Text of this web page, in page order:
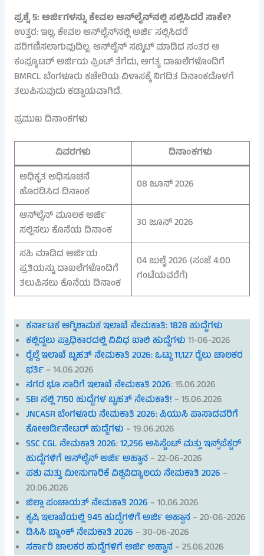
ಪ್ರಶ್ನೆ 5: ಅರ್ಜಿಗಳನ್ನು ಕೇವಲ ಆನ್‌ಲೈನ್‌ನಲ್ಲಿ ಸಲ್ಲಿಸಿದರೆ ಸಾಕೇ?
ಉತ್ತರ: ಇಲ್ಲ, ಕೇವಲ ಆನ್‌ಲೈನ್‌ನಲ್ಲಿ ಅರ್ಜಿ ಸಲ್ಲಿಸಿದರೆ
ಪರಿಗಣಿಸಲಾಗುವುದಿಲ್ಲ. ಆನ್‌ಲೈನ್ ಸಬ್ಮಿಟ್ ಮಾಡಿದ ನಂತರ ಆ
ಕಂಪ್ಯೂಟರ್ ಅರ್ಜಿಯ ಪ್ರಿಂಟ್ ತೆಗೆದು, ಅಗತ್ಯ ದಾಖಲೆಗಳೊಂದಿಗೆ
BMRCL ಬೆಂಗಳೂರು ಕಚೇರಿಯ ವಿಳಾಸಕ್ಕೆ ನಿಗದಿತ ದಿನಾಂಕದೊಳಗೆ
ತಲುಪಿಸುವುದು ಕಡ್ಡಾಯವಾಗಿದೆ.
ಪ್ರಮುಖ ದಿನಾಂಕಗಳು
ವಿವರಗಳು
ದಿನಾಂಕಗಳು
ಅಧಿಕೃತ ಅಧಿಸೂಚನೆ
ಹೊರಡಿಸಿದ ದಿನಾಂಕ
08 ಜೂನ್ 2026
ಆನ್‌ಲೈನ್ ಮೂಲಕ ಅರ್ಜಿ
ಸಲ್ಲಿಸಲು ಕೊನೆಯ ದಿನಾಂಕ
30 ಜೂನ್ 2026
ಸಹಿ ಮಾಡಿದ ಅರ್ಜಿಯ
ಪ್ರತಿಯನ್ನು ದಾಖಲೆಗಳೊಂದಿಗೆ
ತಲುಪಿಸಲು ಕೊನೆಯ ದಿನಾಂಕ
04 ಜುಲೈ 2026 (ಸಂಜೆ 4:00
ಗಂಟೆಯವರೆಗೆ)
ಕರ್ನಾಟಕ ಅಗ್ನಿಶಾಮಕ ಇಲಾಖೆ ನೇಮಕಾತಿ: 1828 ಹುದ್ದೆಗಳು
ಕಲ್ಲಿದ್ದಲು ಪ್ರಾಧಿಕಾರದಲ್ಲಿ ವಿವಿಧ ಖಾಲಿ ಹುದ್ದೆಗಳು11-06-2026
ರೈಲ್ವೆ ಇಲಾಖೆ ಬೃಹತ್ ನೇಮಕಾತಿ 2026: ಒಟ್ಟು 11,127 ರೈಲು ಚಾಲಕರ
ಭರ್ತಿ– 14.06.2026
ನಗರ ಭೂ ಸಾರಿಗೆ ಇಲಾಖೆ ನೇಮಕಾತಿ 2026: 15.06.2026
SBI ನಲ್ಲಿ 7150 ಹುದ್ದೆಗಳ ಬೃಹತ್ ನೇಮಕಾತಿ! – 15.06.2026
JNCASR ಬೆಂಗಳೂರು ನೇಮಕಾತಿ 2026: ಪಿಯುಸಿ ಪಾಸಾದವರಿಗೆ
ಕೋಆರ್ಡಿನೇಟರ್ ಹುದ್ದೆಗಳು – 19.06.2026
SSC CGL ನೇಮಕಾತಿ 2026: 12,256 ಅಸಿಸ್ಟೆಂಟ್ ಮತ್ತು ಇನ್ಸ್‌ಪೆಕ್ಟರ್
ಹುದ್ದೆಗಳಿಗೆ ಆನ್‌ಲೈನ್ ಅರ್ಜಿ ಅಹ್ವಾನ– 22-06-2026
ಪಶು ಮತ್ತು ಮೀನುಗಾರಿಕೆ ವಿಶ್ವವಿದ್ಯಾಲಯ ನೇಮಕಾತಿ 2026 –
20.06.2026
ಜಿಲ್ಲಾ ಪಂಚಾಯತ್ ನೇಮಕಾತಿ 2026 – 10.06.2026
ಕೃಷಿ ಇಲಾಖೆಯಲ್ಲಿ 945 ಹುದ್ದೆಗಳಿಗೆ ಅರ್ಜಿ ಅಹ್ವಾನ– 20-06-2026
ಡಿಸಿಸಿ ಬ್ಯಾಂಕ್ ನೇಮಕಾತಿ 2026 – 30-06-2026
ಸರ್ಕಾರಿ ಚಾಲಕರ ಹುದ್ದೆಗಳಿಗೆ ಅರ್ಜಿ ಅಹ್ವಾನ– 25.06.2026